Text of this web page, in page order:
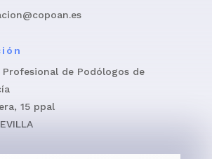
Profesional de Podólogos de
15 ppal